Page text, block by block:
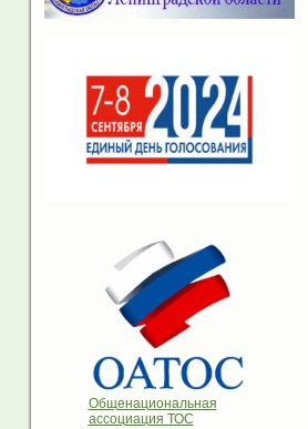
Общенациональная
ассоциация ТОС